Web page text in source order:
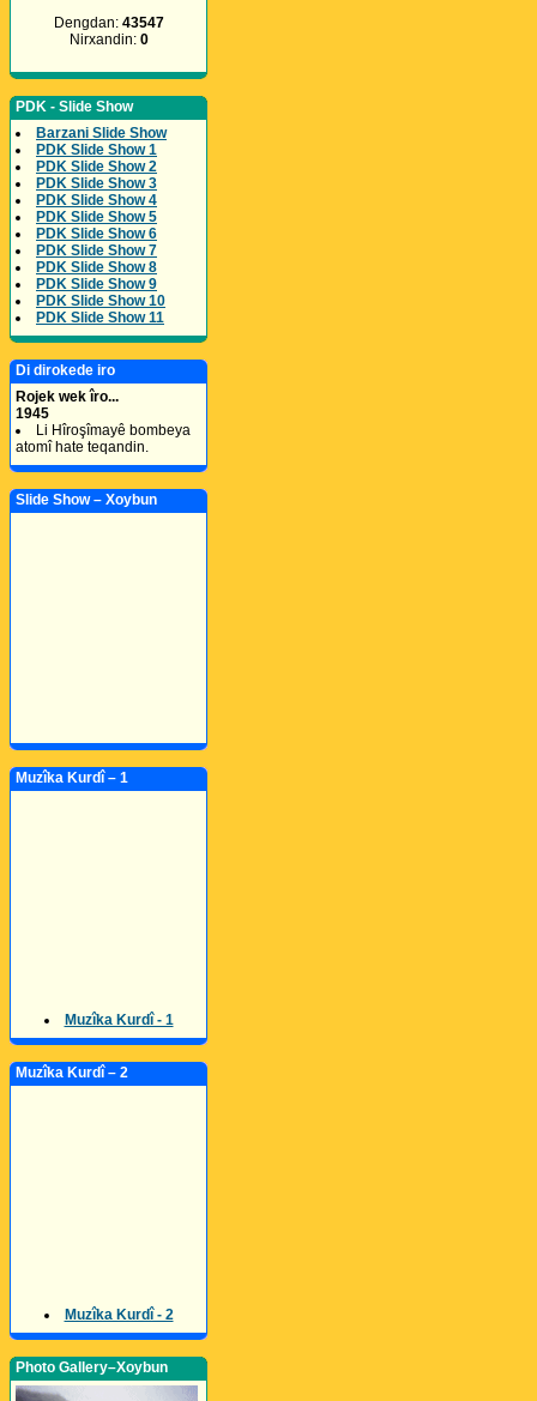
Dengdan: 43547
Nirxandin: 0
PDK - Slide Show
Barzani Slide Show
PDK Slide Show 1
PDK Slide Show 2
PDK Slide Show 3
PDK Slide Show 4
PDK Slide Show 5
PDK Slide Show 6
PDK Slide Show 7
PDK Slide Show 8
PDK Slide Show 9
PDK Slide Show 10
PDK Slide Show 11
Di dirokede iro
Rojek wek îro...
1945
Li Hîroşîmayê bombeya
atomî hate teqandin.
Slide Show – Xoybun
Muzîka Kurdî – 1
Muzîka Kurdî - 1
Muzîka Kurdî – 2
Muzîka Kurdî - 2
Photo Gallery–Xoybun